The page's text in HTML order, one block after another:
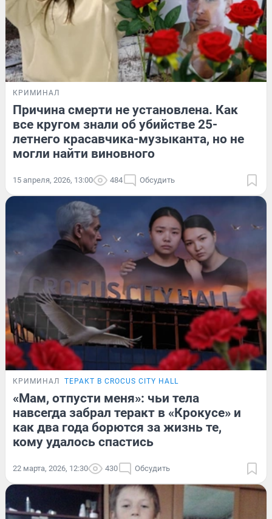
КРИМИНАЛ
Причина смерти не установлена. Как
все кругом знали об убийстве 25-
летнего красавчика-музыканта, но не
могли найти виновного
15 апреля, 2026, 13:00 484 Обсудить
КРИМИНАЛ ТЕРАКТ В CROCUS CITY HALL
«Мам, отпусти меня»: чьи тела
навсегда забрал теракт в «Крокусе» и
как два года борются за жизнь те,
кому удалось спастись
22 марта, 2026, 12:30 430 Обсудить